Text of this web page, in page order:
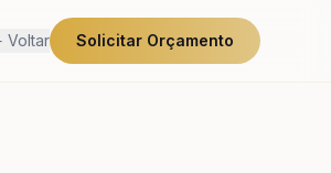
Voltar Solicitar Orçamento